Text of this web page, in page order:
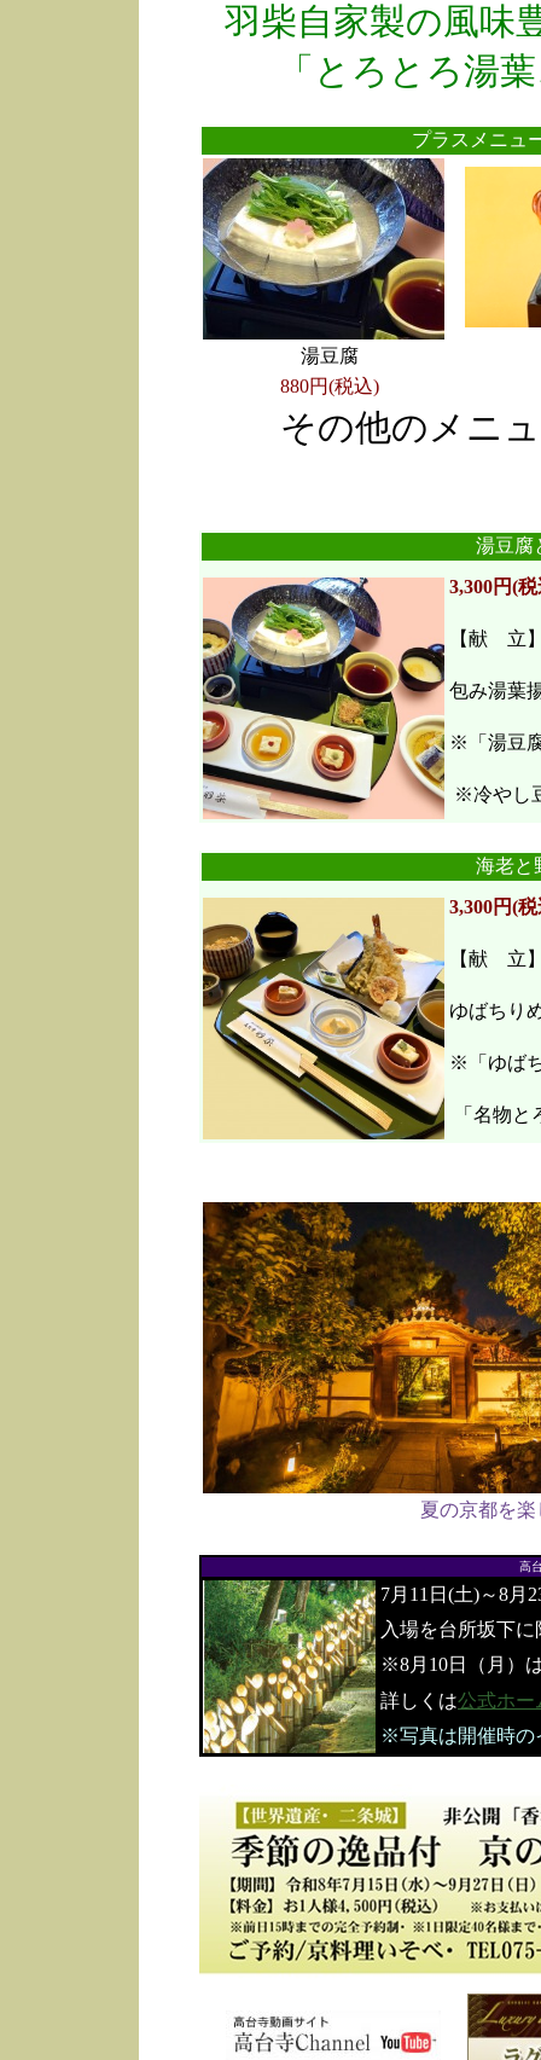
羽柴自家製の風味
「とろとろ湯
プラスメニ
湯豆腐
880円(税込)
その他のメニ
湯豆腐
3,300円(
【献 立
包み湯葉
※「湯豆
※冷やし
海老
3,300円(
【献 立
ゆばちり
※「ゆば
「名物と
夏の京都を
高
7月11日(土)～8月
入場を台所坂下
※8月10日（月）
詳しくは公式ホー
※写真は開催時の